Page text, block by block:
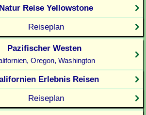
Natur Reise Yellowstone
Reiseplan
Pazifischer Westen
Oregon, Washington
Erlebnis Reisen
Reiseplan